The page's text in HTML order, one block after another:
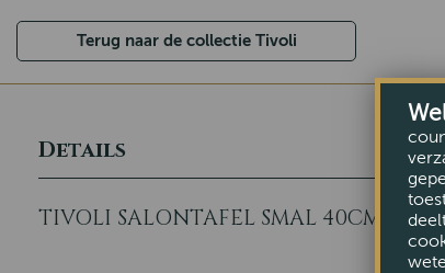
Terug naar de collectie Tivoli
Details
TIVOLI SALONTAFEL SMAL 40CM